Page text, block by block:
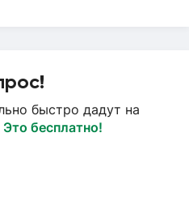
быстро дадут на
Это бесплатно!